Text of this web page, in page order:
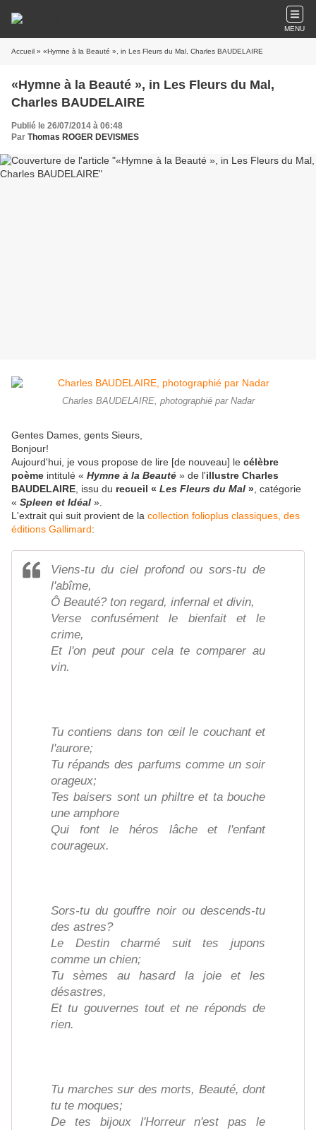
MENU
Accueil » «Hymne à la Beauté », in Les Fleurs du Mal, Charles BAUDELAIRE
«Hymne à la Beauté », in Les Fleurs du Mal,
Charles BAUDELAIRE
Publié le 26/07/2014 à 06:48
Par Thomas ROGER DEVISMES
Charles BAUDELAIRE, photographié par Nadar
Gentes Dames, gents Sieurs,
Bonjour!
Aujourd'hui, je vous propose de lire [de nouveau] le célèbre
poème intitulé « Hymne à la Beauté » de l'illustre Charles
BAUDELAIRE , issu du recueil « Les Fleurs du Mal » , catégorie
« Spleen et Idéal ».
L'extrait qui suit provient de la collection folioplus classiques, des
éditions Gallimard:
Viens-tu du ciel profond ou sors-tu de
l'abîme,
Ô Beauté? ton regard, infernal et divin,
Verse confusément le bienfait et le
crime,
Et l'on peut pour cela te comparer au
vin.
Tu contiens dans ton œil le couchant et
l'aurore;
Tu répands des parfums comme un soir
orageux;
Tes baisers sont un philtre et ta bouche
une amphore
Qui font le héros lâche et l'enfant
courageux.
Sors-tu du gouffre noir ou descends-tu
des astres?
Le Destin charmé suit tes jupons
comme un chien;
Tu sèmes au hasard la joie et les
désastres,
Et tu gouvernes tout et ne réponds de
rien.
Tu marches sur des morts, Beauté, dont
tu te moques;
De tes bijoux l'Horreur n'est pas le